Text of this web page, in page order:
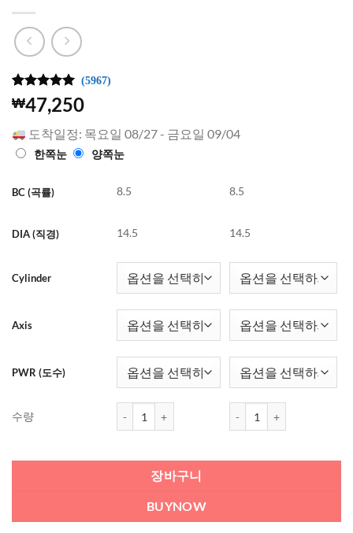
4.99개의
고객 평가
로 5점 만
점에
5967
점으
로 평가됨
(5967)
₩47,250
도착일정: 목요일 08/27 - 금요일 09/04
한쪽눈 양쪽눈
BC (곡률) 8.5
DIA (직경) 14.5
Cylinder
Axis
PWR (도수)
수량
8.5
14.5
장바구니
BUYNOW